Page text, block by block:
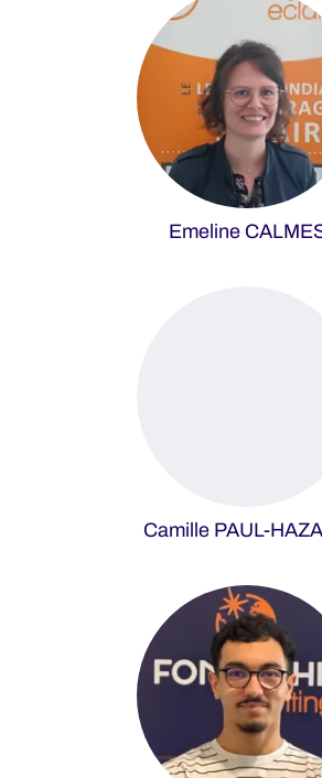
Emeline
Camille PAUL-